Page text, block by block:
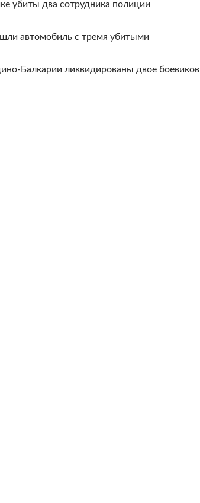
убиты два сотрудника полиции
автомобиль с тремя убитыми
Балкарии ликвидированы двое боевиков